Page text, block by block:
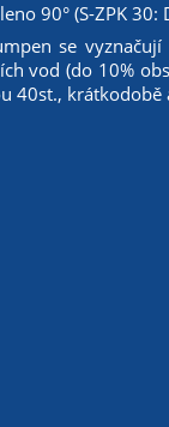
90° (S-ZPK 30:
se
vod (do 10%
40st., krátkodobě